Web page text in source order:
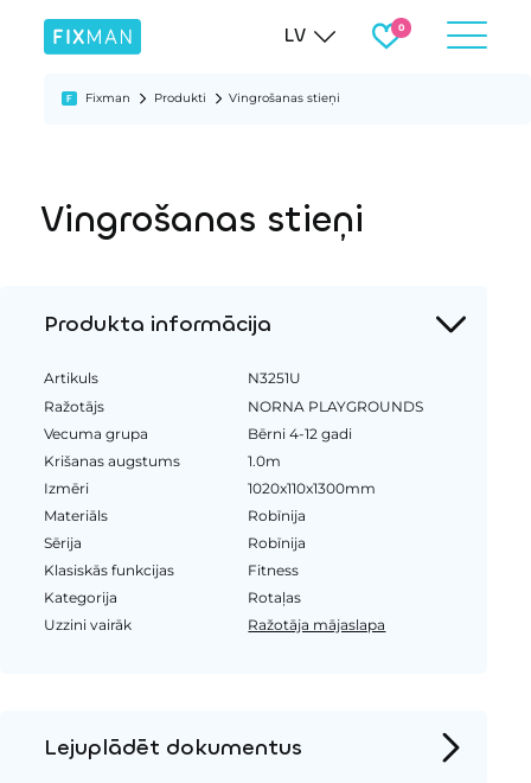
LV
Fixman Produkti Vingrošanas stieņi
Vingrošanas stieņi
Produkta informācija
Artikuls
N3251U
Ražotājs
NORNA PLAYGROUNDS
Vecuma grupa
Bērni 4-12 gadi
Krišanas augstums
1.0m
Izmēri
1020x110x1300mm
Materiāls
Robīnija
Sērija
Robīnija
Klasiskās funkcijas
Fitness
Kategorija
Rotaļas
Uzzini vairāk
Ražotāja mājaslapa
Lejuplādēt dokumentus